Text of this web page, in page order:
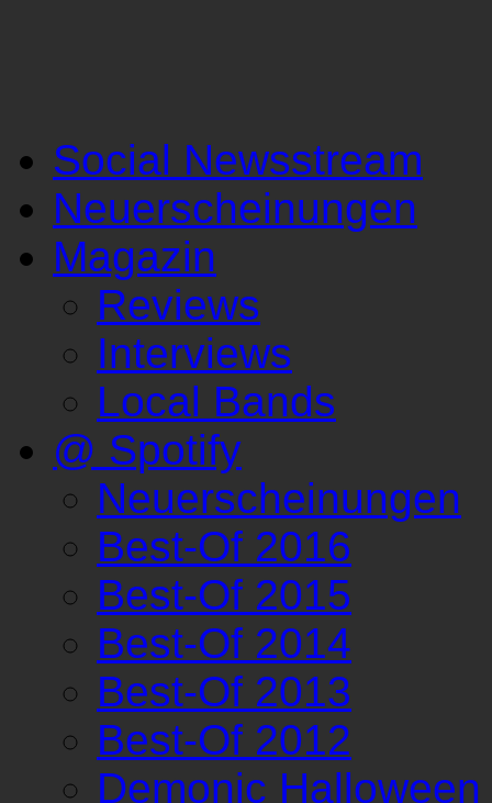
Social Newsstream
Neuerscheinungen
Magazin
Reviews
Interviews
Local Bands
@ Spotify
Neuerscheinungen
Best-Of 2016
Best-Of 2015
Best-Of 2014
Best-Of 2013
Best-Of 2012
Demonic Halloween